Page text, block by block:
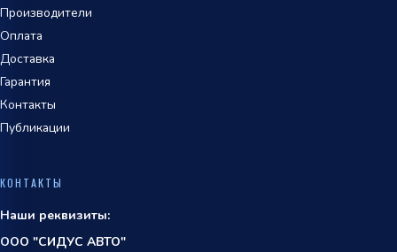
Производители
Оплата
Доставка
Гарантия
Контакты
Публикации
КОНТАКТЫ
Наши реквизиты:
ООО "СИДУС АВТО"